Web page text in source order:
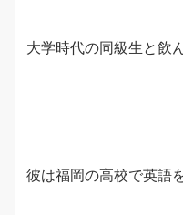
大学時代の同級生と飲
彼は福岡の高校で英語